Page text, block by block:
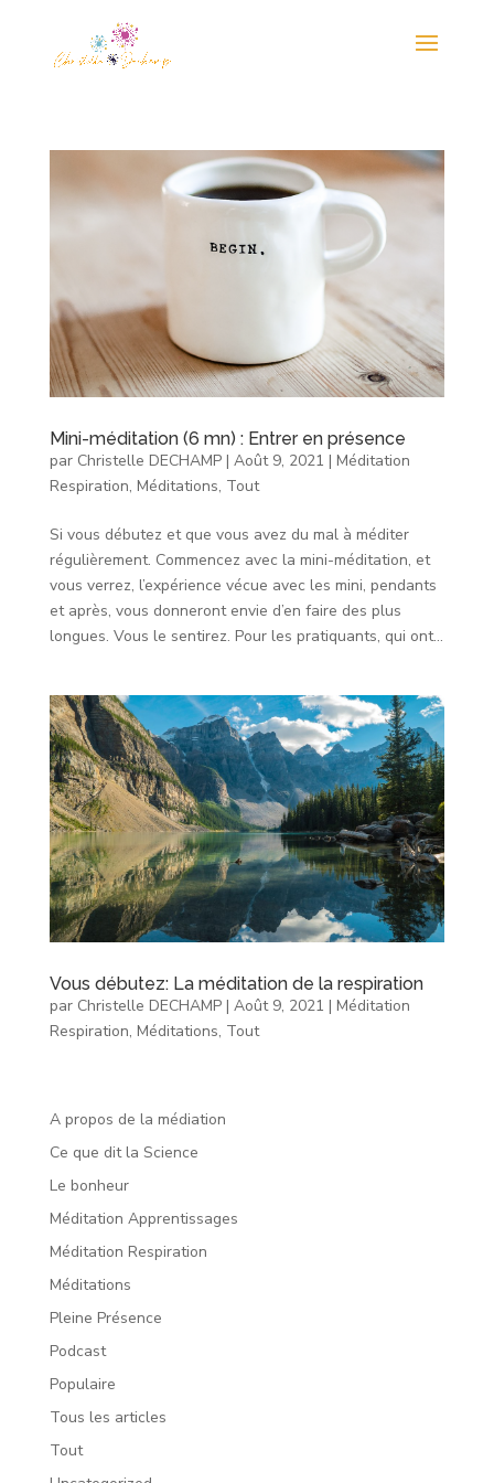
Mini-méditation (6 mn) : Entrer en présence
par Christelle DECHAMP| Août 9, 2021 | Méditation
Respiration, Méditations, Tout
Si vous débutez et que vous avez du mal à méditer
régulièrement. Commencez avec la mini-méditation, et
vous verrez, l’expérience vécue avec les mini, pendants
et après, vous donneront envie d’en faire des plus
longues. Vous le sentirez. Pour les pratiquants, qui ont...
Vous débutez: La méditation de la respiration
par Christelle DECHAMP| Août 9, 2021 | Méditation
Respiration, Méditations, Tout
A propos de la médiation
Ce que dit la Science
Le bonheur
Méditation Apprentissages
Méditation Respiration
Méditations
Pleine Présence
Podcast
Populaire
Tous les articles
Tout